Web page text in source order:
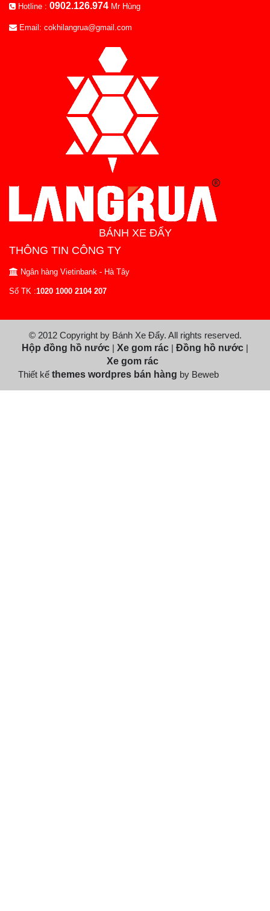
Hotline : 0902.126.974 Mr Hùng
Email: cokhilangrua@gmail.com
BÁNH XE ĐẨY
THÔNG TIN CÔNG TY
Ngân hàng Vietinbank - Hà Tây
Số TK :1020 1000 2104 207
© 2012 Copyright by Bánh Xe Đẩy. All rights reserved.
Hộp đồng hồ nước | Xe gom rác | Đồng hồ nước |
Xe gom rác
Thiết kế themes wordpres bán hàng by Beweb